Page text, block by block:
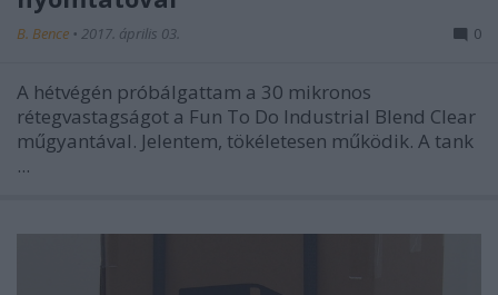
B. Bence • 2017. április 03. 0
A hétvégén próbálgattam a 30 mikronos
rétegvastagságot a Fun To Do Industrial Blend Clear
műgyantával. Jelentem, tökéletesen működik. A tank
...